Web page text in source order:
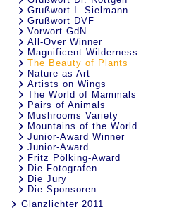
Grußwort I. Sielmann
Grußwort DVF
Vorwort GdN
All-Over Winner
Magnificent Wilderness
The Beauty of Plants
Nature as Art
Artists on Wings
The World of Mammals
Pairs of Animals
Mushrooms Variety
Mountains of the World
Junior-Award Winner
Junior-Award
Fritz Pölking-Award
Die Fotografen
Die Jury
Die Sponsoren
Glanzlichter 2011